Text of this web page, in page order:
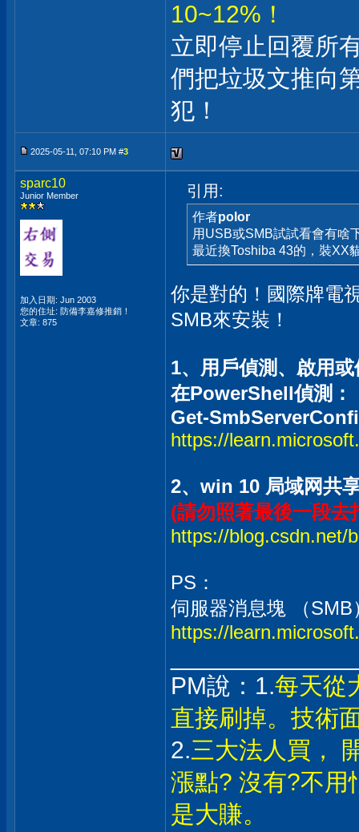
10~12%！
立即停止回覆所
們把垃圾文推向
犯！
2025-05-11, 07:10 PM #3
sparc10
Junior Member
加入日期: Jun 2003
您的住址: 防備李嘉修推銷！
文章: 875
引用:
作者polor
用USB或SMB試試看會有啥
最近換Toshiba 43的，裝XX
你是對的！國際牌電
SMB來安裝！
1、用戶偵測、啟用
在PowerShell偵測：
Get-
https://
2、win 10 局域网共
(請勿照著最後一段去
https://blog.csdn.net/
PS：
伺服器消息塊 （SMB
https://
PM說：1.每天從
直接刷掉。技術
2.三大法人買，
漲點? 沒有?不用
是大賺。